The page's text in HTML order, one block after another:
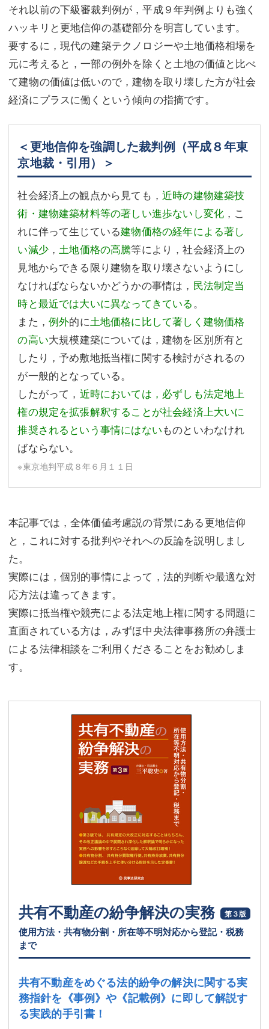
それ以前の下級審裁判例が，平成９年判例よりも強く
ハッキリと更地信仰の基礎部分を明言しています。
要するに，現代の建築テクノロジーや土地価格相場を
元に考えると，一部の例外を除くと土地の価値と比べ
て建物の価値は低いので，建物を取り壊した方が社会
経済にプラスに働くという傾向の指摘です。
＜更地信仰を強調した裁判例（平成８年東
京地裁・引用）＞
社会経済上の観点から見ても， 近時の建物建築技
術・建物建築材料等の著しい進歩ないし変化 ，こ
れに伴って生じている建物価格の経年による著し
い減少， 土地価格の高騰等により，社会経済上の
見地からできる限り建物を取り壊さないようにし
なければならないかどうかの事情は， 民法制定当
時と最近では大いに異なってきている 。
また， 例外的に土地価格に比して著しく建物価格
の高い大規模建築については，建物を区別所有と
したり，予め敷地抵当権に関する検討がされるの
が一般的となっている。
したがって， 近時においては，必ずしも法定地上
権の規定を拡張解釈することが社会経済上大いに
推奨されるという事情にはないものといわなけれ
ばならない。
※東京地判平成８年６月１１日
本記事では，全体価値考慮説の背景にある更地信仰
と，これに対する批判やそれへの反論を説明しまし
た。
実際には，個別的事情によって，法的判断や最適な対
応方法は違ってきます。
実際に抵当権や競売による法定地上権に関する問題に
直面されている方は，みずほ中央法律事務所の弁護士
による法律相談をご利用くださることをお勧めしま
す。
共有不動産の紛争解決の実務 第３版
使用方法・共有物分割・所在等不明対応から登記・税務
まで
共有不動産をめぐる法的紛争の解決に関する実
務指針を 《事例》や《記載例》に即して解説す
る実践的手引書！